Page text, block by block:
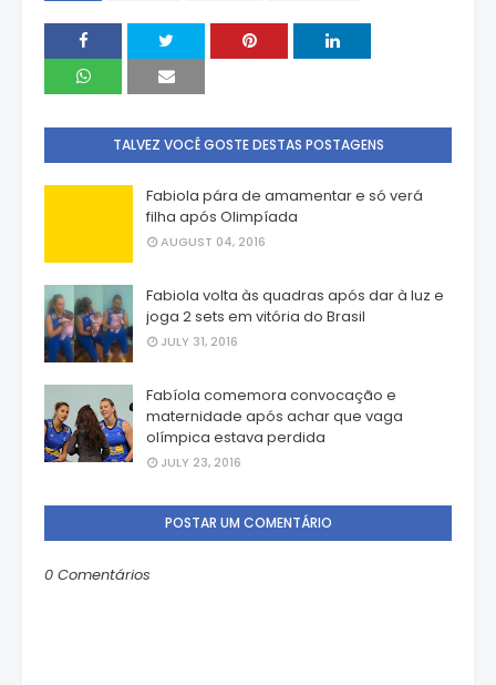
TALVEZ VOCÊ GOSTE DESTAS POSTAGENS
Fabiola pára de amamentar e só verá
filha após Olimpíada
AUGUST 04, 2016
Fabiola volta às quadras após dar à luz e
joga 2 sets em vitória do Brasil
JULY 31, 2016
Fabíola comemora convocação e
maternidade após achar que vaga
olímpica estava perdida
JULY 23, 2016
POSTAR UM COMENTÁRIO
0 Comentários